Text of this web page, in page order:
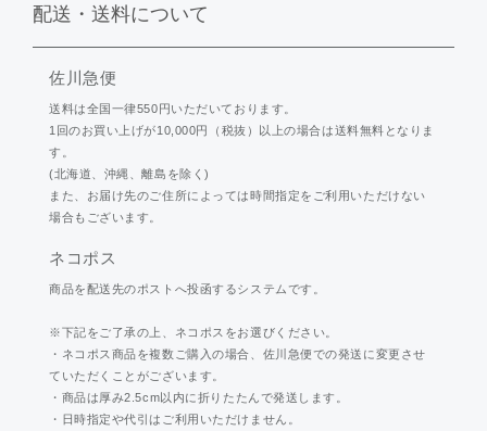
配送・送料について
佐川急便
送料は全国一律550円いただいております。
1回のお買い上げが10,000円（税抜）以上の場合は送料無料となりま
す。
(北海道、沖縄、離島を除く)
また、お届け先のご住所によっては時間指定をご利用いただけない
場合もございます。
ネコポス
商品を配送先のポストへ投函するシステムです。
※下記をご了承の上、ネコポスをお選びください。
・ネコポス商品を複数ご購入の場合、佐川急便での発送に変更させ
ていただくことがございます。
・商品は厚み2.5cm以内に折りたたんで発送します。
・日時指定や代引はご利用いただけません。